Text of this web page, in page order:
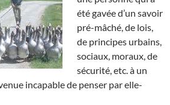
été gavée d’un savoir
pré-mâché, de lois,
de principes urbains,
sociaux, moraux, de
sécurité, etc. à un
incapable de penser par elle-